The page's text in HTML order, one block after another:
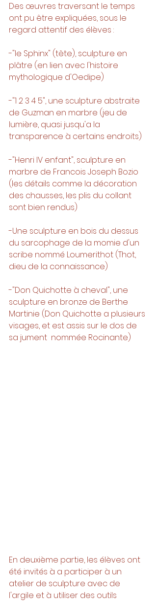
Des œuvres traversant le temps
ont pu être expliquées, sous le
regard attentif des élèves :
-"le Sphinx" (tête), sculpture en
plâtre (en lien avec l'histoire
mythologique d'Oedipe)
-"1 2 3 4 5", une sculpture abstraite
de Guzman en marbre (jeu de
lumière, quasi jusqu'a la
transparence à certains endroits)
-"Henri IV enfant", sculpture en
marbre de Francois Joseph Bozio
(les détails comme la décoration
des chausses, les plis du collant
sont bien rendus)
-Une sculpture en bois du dessus
du sarcophage de la momie d'un
scribe nommé Loumerithot (Thot,
dieu de la connaissance)
-"Don Quichotte à cheval", une
sculpture en bronze de Berthe
Martinie (Don Quichotte a plusieurs
visages, et est assis sur le dos de
sa jument  nommée Rocinante)
En deuxième partie, les élèves ont
été invités à a participer à un
atelier de sculpture avec de
l'argile et à utiliser des outils